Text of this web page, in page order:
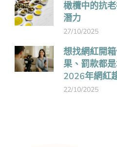
橄欖中的抗
潛力
27/10/2025
想找網紅開
果、罰款都
2026年網紅
22/10/2025